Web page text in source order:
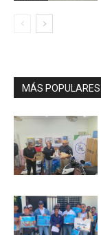
MÁS POPULARES